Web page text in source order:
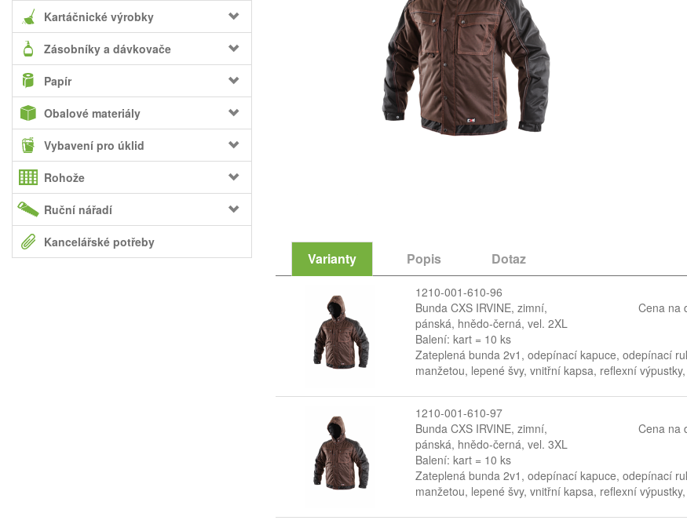
Kartáčnické výrobky
Zásobníky a dávkovače
Papír
Obalové materiály
Vybavení pro úklid
Rohože
Ruční nářadí
Kancelářské potřeby
Varianty Popis Dotaz
1210-001-610-96
Bunda CXS IRVINE, zimní,
pánská, hnědo-černá, vel. 2XL
Balení: kart = 10 ks
Cena na
Zateplená bunda 2v1, odepínací kapuce, odepínací
manžetou, lepené švy, vnitřní kapsa, reflexní
1210-001-610-97
Bunda CXS IRVINE, zimní,
pánská, hnědo-černá, vel. 3XL
Balení: kart = 10 ks
Cena na
Zateplená bunda 2v1, odepínací kapuce, odepínací
manžetou, lepené švy, vnitřní kapsa, reflexní